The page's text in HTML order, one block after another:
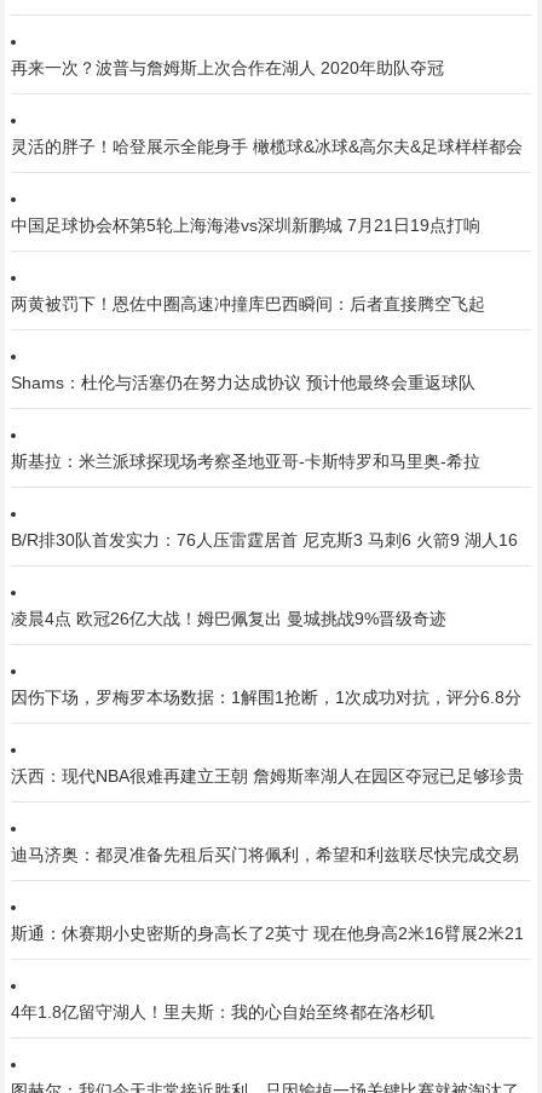
再来一次？波普与詹姆斯上次合作在湖人 2020年助队夺冠
灵活的胖子！哈登展示全能身手 橄榄球&冰球&高尔夫&足球样样都会
中国足球协会杯第5轮上海海港vs深圳新鹏城 7月21日19点打响
两黄被罚下！恩佐中圈高速冲撞库巴西瞬间：后者直接腾空飞起
Shams：杜伦与活塞仍在努力达成协议 预计他最终会重返球队
斯基拉：米兰派球探现场考察圣地亚哥-卡斯特罗和马里奥-希拉
B/R排30队首发实力：76人压雷霆居首 尼克斯3 马刺6 火箭9 湖人16
凌晨4点 欧冠26亿大战！姆巴佩复出 曼城挑战9%晋级奇迹
因伤下场，罗梅罗本场数据：1解围1抢断，1次成功对抗，评分6.8分
沃西：现代NBA很难再建立王朝 詹姆斯率湖人在园区夺冠已足够珍贵
迪马济奥：都灵准备先租后买门将佩利，希望和利兹联尽快完成交易
斯通：休赛期小史密斯的身高长了2英寸 现在他身高2米16臂展2米21
4年1.8亿留守湖人！里夫斯：我的心自始至终都在洛杉矶